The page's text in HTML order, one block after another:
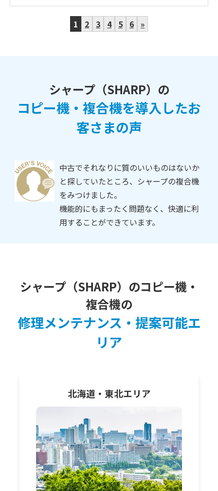
1 2 3 4 5 6 »
シャープ（SHARP）の
コピー機・複合機を導入したお
客さまの声
中古でそれなりに質のいいものはないか
と探していたところ、シャープの複合機
をみつけました。
機能的にもまったく問題なく、快適に利
用することができています。
シャープ（SHARP）のコピー機・
複合機の
修理メンテナンス・提案可能エ
リア
北海道・東北エリア